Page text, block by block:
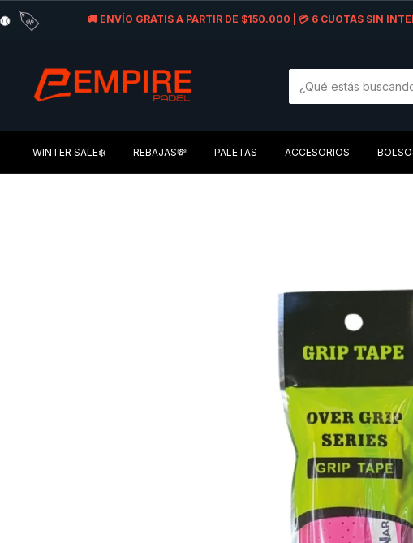
🚚 ENVÍO GRATIS A PARTIR DE $150.000 | 💳 6 CUOTAS SIN
WINTER SALE❄️ REBAJAS💸 PALETAS ACCESORIOS